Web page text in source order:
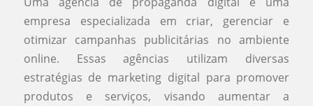
empresa especializada em criar, gerenciar e
otimizar campanhas publicitárias no ambiente
online. Essas agências utilizam diversas
estratégias de marketing digital para promover
produtos e serviços, visando aumentar a